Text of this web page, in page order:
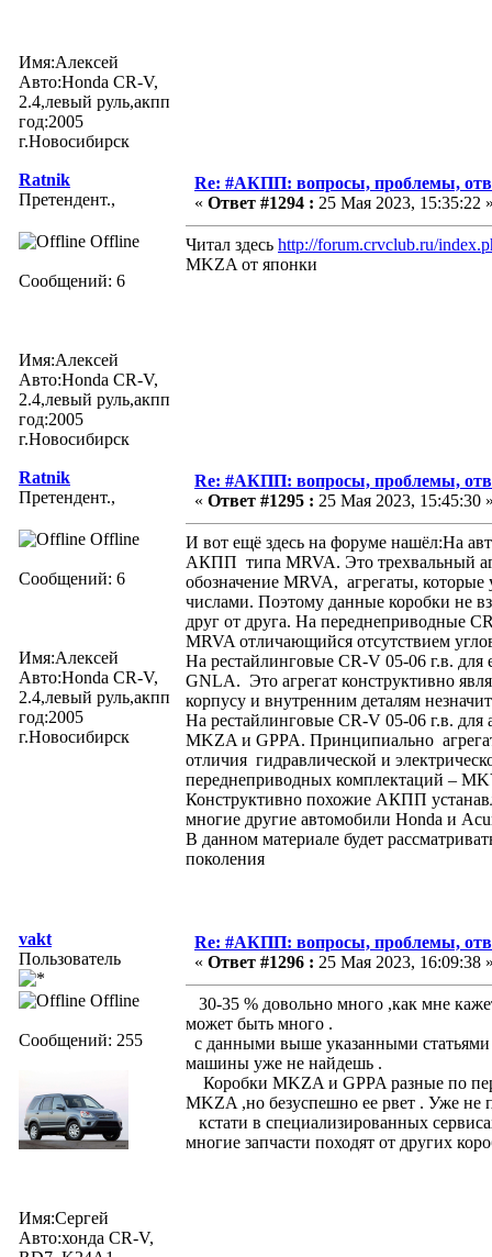
Имя:Алексей
Авто:Honda CR-V,
2.4,левый руль,акпп
год:2005
г.Новосибирск
Ratnik
Претендент.,
Offline
Сообщений: 6
Имя:Алексей
Авто:Honda CR-V,
2.4,левый руль,акпп
год:2005
г.Новосибирск
Re: #АКПП: вопросы, проблемы,
« Ответ #1294 : 25 Мая 2023, 15:35:22
Читал здесь http://forum.crvclub.ru/
MKZA от японки
Ratnik
Претендент.,
Offline
Сообщений: 6
Имя:Алексей
Авто:Honda CR-V,
2.4,левый руль,акпп
год:2005
г.Новосибирск
Re: #АКПП: вопросы, проблемы,
« Ответ #1295 : 25 Мая 2023, 15:45:30
И вот ещё здесь на форуме нашёл:На
АКПП типа MRVA. Это трехвальный
обозначение MRVA, агрегаты,
числами. Поэтому данные коробки не
друг от друга. На переднеприводные
MRVA отличающийся отсутствием
На рестайлинговые CR-V 05-06 г.в.
GNLA. Это агрегат конструктивно
корпусу и внутренним деталям
На рестайлинговые CR-V 05-06 г.в.
MKZA и GPPA. Принципиально
отличия гидравлической и
переднеприводных комплектаций –
Конструктивно похожие АКПП
многие другие автомобили Honda и
В данном материале будет
поколения
vakt
Пользователь
Offline
Сообщений: 255
Имя:Сергей
Авто:хонда CR-V,
Re: #АКПП: вопросы, проблемы,
« Ответ #1296 : 25 Мая 2023, 16:09:38
30-35 % довольно много ,как мне
может быть много .
с данными выше указанными статьями
машины уже не найдешь .
Коробки MKZA и GPPA разные по
MKZA ,но безуспешно ее рвет . Уже не
кстати в специализированных
многие запчасти походят от других